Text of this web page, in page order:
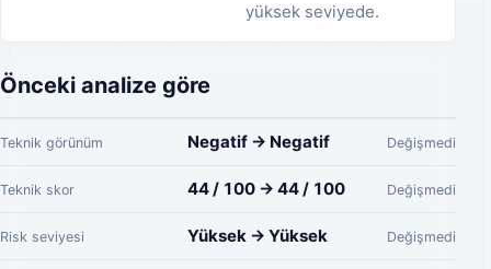
yüksek seviyede.
Önceki analize göre
Teknik görünüm Negatif → Negatif Değişmedi
Teknik skor 44 / 100 → 44 / 100 Değişmedi
Risk seviyesi Yüksek → Yüksek Değişmedi